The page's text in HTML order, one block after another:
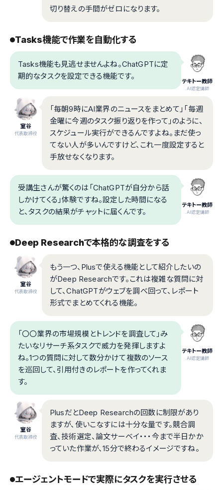
切り替えの手間がゼロになります。
Tasks機能で作業を自動化する
テキトー教師
.AI認定講師
Tasks機能も見逃せませんよね。ChatGPTに定
期的なタスクを設定できる機能です。
室谷
代表取締役
「毎朝9時にAI業界のニュースをまとめて」「毎週
金曜に今週のタスク振り返りを作って」のように、
スケジュール実行ができるんですよね。まだ使っ
てない人が多いんですけど、これ一度設定すると
手放せなくなります。
テキトー教師
.AI認定講師
受講生さんが驚くのは「ChatGPTが自分から話
しかけてくる」体験ですね。設定した時間になる
と、タスクの結果がチャットに届くんです。
Deep Researchで本格的な調査をする
室谷
代表取締役
もう一つ、Plusで使える機能として紹介したいの
がDeep Researchです。これは複雑な質問に対
して、ChatGPTがウェブを調べ回って、レポート
形式でまとめてくれる機能。
テキトー教師
.AI認定講師
「〇〇業界の市場規模とトレンドを調査して」み
たいなリサーチ系タスクで威力を発揮しますよ
ね。1つの質問に対して数分かけて複数のソース
を巡回して、引用付きのレポートを作ってくれま
す。
室谷
代表取締役
PlusだとDeep Researchの回数に制限があり
ますが、使いこなすには十分な量です。競合調
査、技術選定、論文サーベイ・・・今まで半日かか
っていた作業が、15分で終わるイメージですね。
エージェントモードで実際にタスクを実行させる